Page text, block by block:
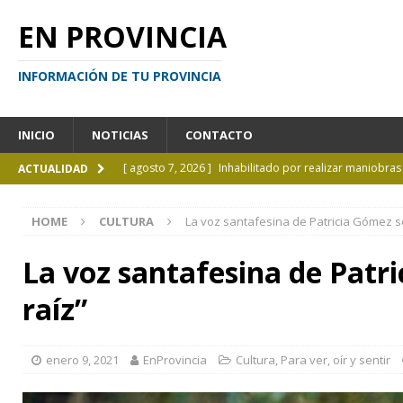
EN PROVINCIA
INFORMACIÓN DE TU PROVINCIA
INICIO NOTICIAS CONTACTO
ACTUALIDAD [ agosto 7, 2026 ] Inhabilitado por realizar
[ agosto 7, 2026 ] Borges sobre Almafuerte en la
[ agosto 6, 2026 ]
Calendario de eventos turísticos
HOME CULTURA La voz santafesina de Patricia Gómez
La voz santafesina de
raíz”
enero 9, 2021 EnProvincia Cultura, Para ver, oír y sentir